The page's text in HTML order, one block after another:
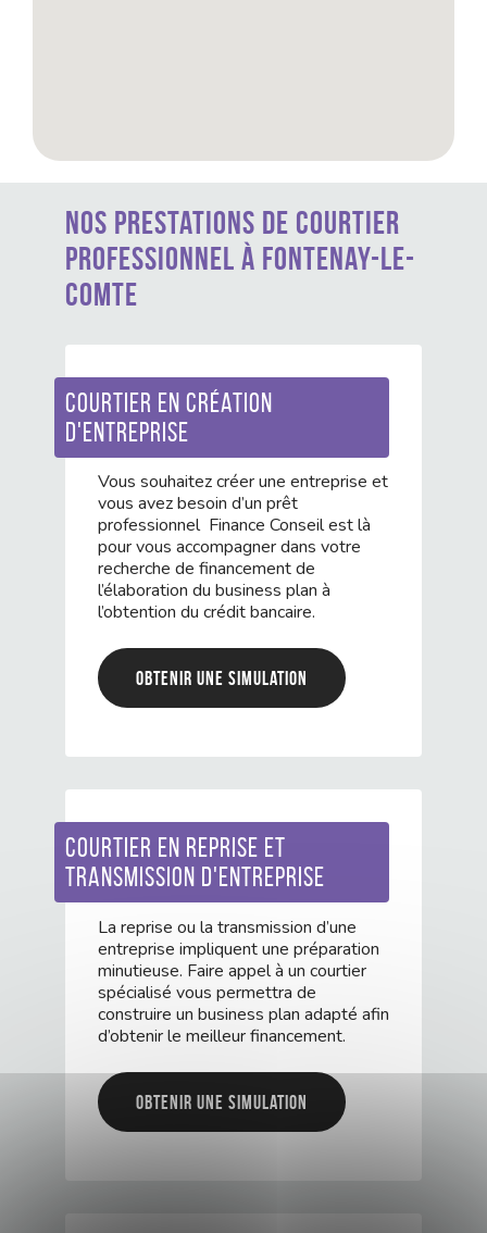
Nos prestations de courtier
professionnel à Fontenay-le-
Comte
Courtier en création
d'entreprise
Vous souhaitez créer une entreprise et
vous avez besoin d’un prêt
professionnel Finance Conseil est là
pour vous accompagner dans votre
recherche de financement de
l’élaboration du business plan à
l’obtention du crédit bancaire.
Obtenir une simulation
Courtier en reprise et
transmission d'entreprise
La reprise ou la transmission d’une
entreprise impliquent une préparation
minutieuse. Faire appel à un courtier
spécialisé vous permettra de
construire un business plan adapté afin
d’obtenir le meilleur financement.
Obtenir une simulation